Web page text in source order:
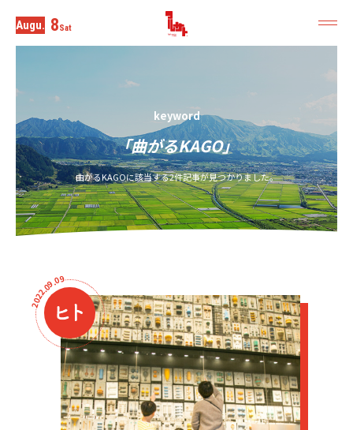
Augu. 8Sat
keyword
「曲がるKAGO」
曲がるKAGOに該当する2件記事が見つかりました。
2
0
2
2
.0
9
.09